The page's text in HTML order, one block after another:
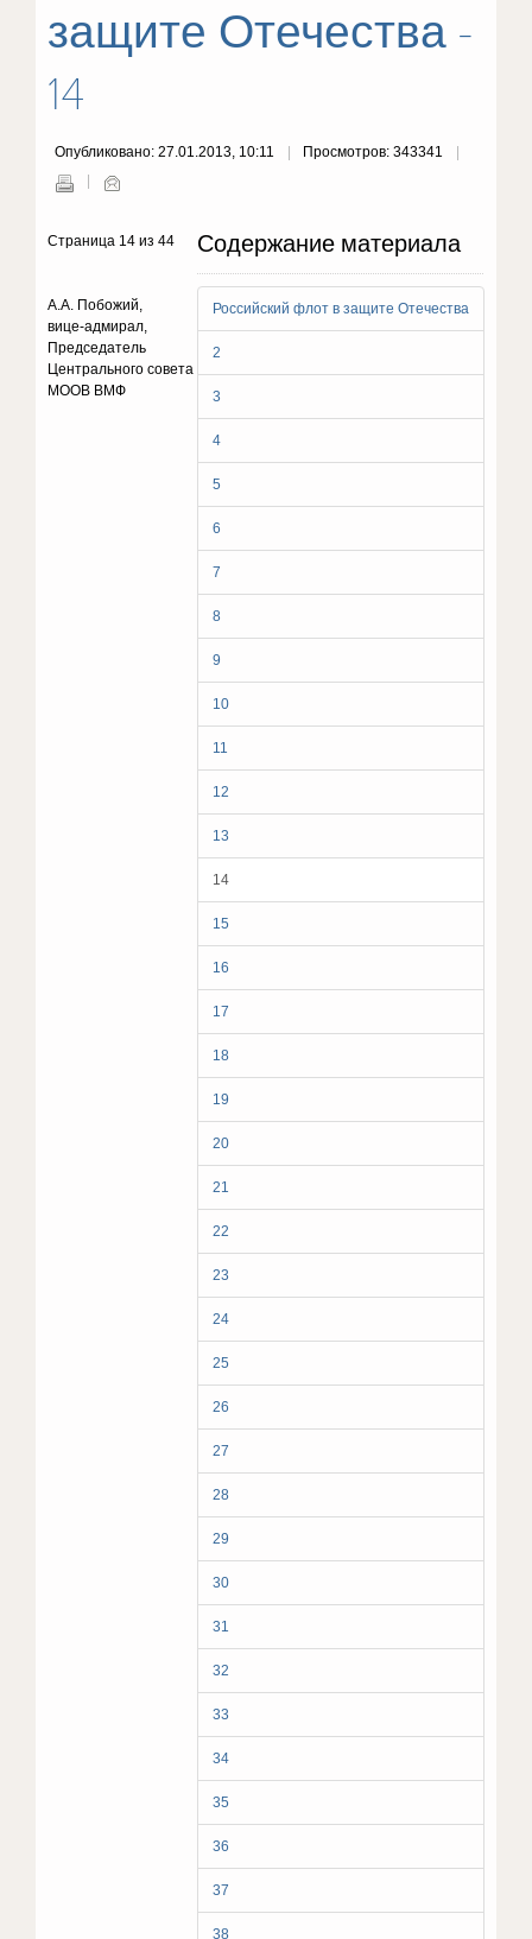
защите Отечества -
14
Опубликовано: 27.01.2013, 10:11 Просмотров: 343341
Содержание материала
Российский флот в защите Отечества
2
3
4
5
6
7
8
9
10
11
12
13
14
15
16
17
18
19
20
21
22
23
24
25
26
27
28
29
30
31
32
33
34
35
36
37
38
Страница 14 из 44
А.А. Побожий,
вице-адмирал,
Председатель
Центрального совета
МООВ ВМФ